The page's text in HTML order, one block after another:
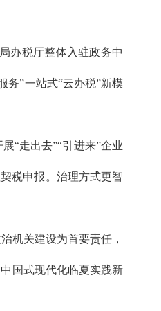
办税厅整体入驻政务中
务”一站式“云办税”新模
“走出去”“引进来”企业
税申报。治理方式更智
机关建设为首要责任，
国式现代化临夏实践新